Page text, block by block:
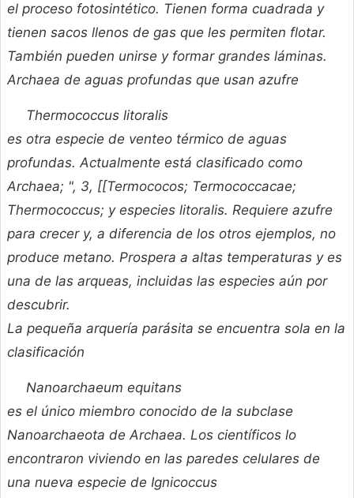
el proceso fotosintético. Tienen forma cuadrada y
tienen sacos llenos de gas que les permiten flotar.
También pueden unirse y formar grandes láminas.
Archaea de aguas profundas que usan azufre
Thermococcus litoralis
es otra especie de venteo térmico de aguas
profundas. Actualmente está clasificado como
Archaea; ", 3, [[Termococos; Termococcacae;
Thermococcus; y especies litoralis. Requiere azufre
para crecer y, a diferencia de los otros ejemplos, no
produce metano. Prospera a altas temperaturas y es
una de las arqueas, incluidas las especies aún por
descubrir.
La pequeña arquería parásita se encuentra sola en la
clasificación
Nanoarchaeum equitans
es el único miembro conocido de la subclase
Nanoarchaeota de Archaea. Los científicos lo
encontraron viviendo en las paredes celulares de
una nueva especie de Ignicoccus